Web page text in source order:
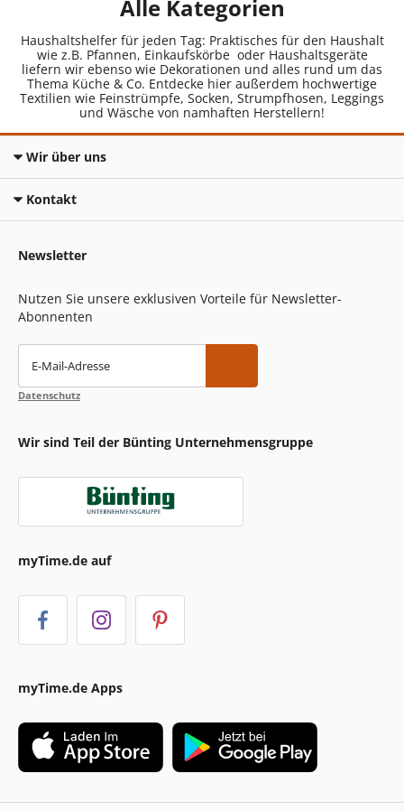
Alle Kategorien
Haushaltshelfer für jeden Tag: Praktisches für den Haushalt
wie z.B. Pfannen, Einkaufskörbe oder Haushaltsgeräte
liefern wir ebenso wie Dekorationen und alles rund um das
Thema Küche & Co. Entdecke hier außerdem hochwertige
Textilien wie Feinstrümpfe, Socken, Strumpfhosen, Leggings
und Wäsche von namhaften Herstellern!
Wir über uns
Kontakt
Newsletter
Nutzen Sie unsere exklusiven Vorteile für Newsletter-
Abonnenten
E-Mail-Adresse
Datenschutz
Wir sind Teil der Bünting Unternehmensgruppe
myTime.de auf
myTime.de Apps